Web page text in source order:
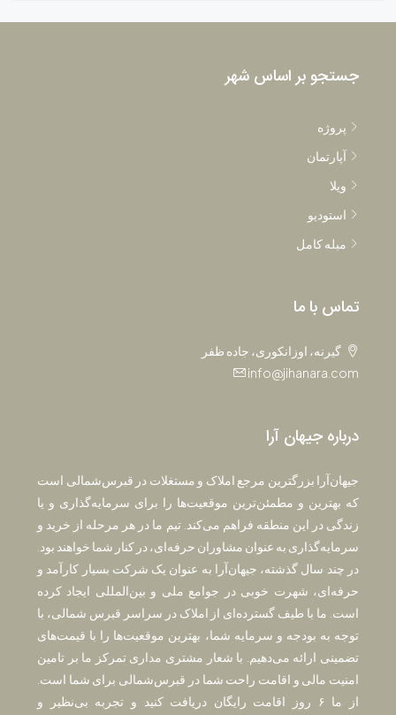
جستجو بر اساس شهر
پروژه
آپارتمان
ویلا
استودیو
مبله کامل
تماس با ما
گیرنه، اوزانکوری، جاده ظفر
info@jihanara.com
درباره جیهان آرا
جیهان‌آرا بزرگترین مرجع املاک و مستغلات در قبرس‌شمالی است
که بهترین و مطمئن‌ترین موقعیت‌ها را برای سرمایه‌گذاری و یا
زندگی در این منطقه فراهم می‌کند. تیم ما در هر مرحله از خرید و
سرمایه‌گذاری به عنوان مشاوران حرفه‌ای، در کنار شما خواهند بود.
در چند سال گذشته، جیهان‌آرا به عنوان یک شرکت بسیار کارآمد و
حرفه‌ای، شهرت خوبی در جوامع ملی و بین‌المللی ایجاد کرده
است. ما با طیف گسترده‌ای از املاک در سراسر قبرس شمالی، با
توجه به بودجه و سرمایه شما، بهترین موقعیت‌ها را با قیمت‌های
تضمینی ارائه می‌دهیم. با شعار مشتری مداری تمرکز ما بر تامین
امنیت مالی و اقامت راحت شما در قبرس‌شمالی برای شما است.
از ما ۶ روز اقامت رایگان دریافت کنید و تجربه بی‌نظیر و